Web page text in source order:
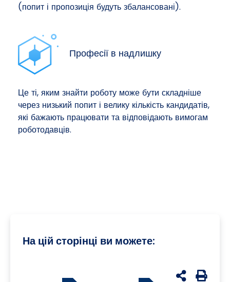
(попит і пропозиція будуть збалансовані).
Професії в надлишку
Це ті, яким знайти роботу може бути складніше
через низький попит і велику кількість кандидатів,
які бажають працювати та відповідають вимогам
роботодавців.
На цій сторінці ви можете:
udostępnij